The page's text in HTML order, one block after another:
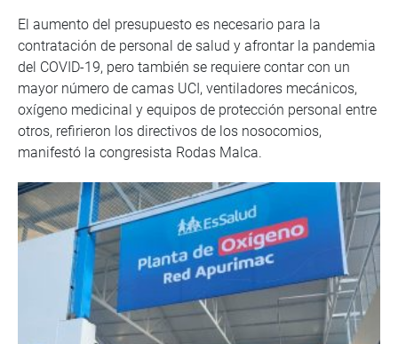
El aumento del presupuesto es necesario para la
contratación de personal de salud y afrontar la pandemia
del COVID-19, pero también se requiere contar con un
mayor número de camas UCI, ventiladores mecánicos,
oxígeno medicinal y equipos de protección personal entre
otros, refirieron los directivos de los nosocomios,
manifestó la congresista Rodas Malca.